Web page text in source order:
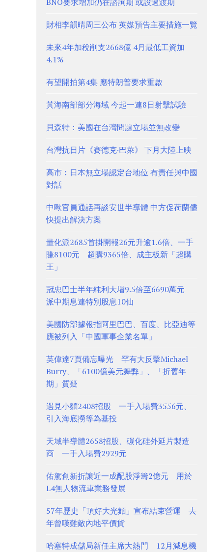
財相李韻晴周三公布 英媒預告主要措施一覽
未來4年加稅削支2668億 4月最低工資加
4.1%
有望開拍第4集 應特朗普要求重啟
黃海南部部分海域 今起一連8日射擊試驗
貝森特：美國在台灣問題立場並無改變
台灣抗日片《賽德克·巴萊》 下月大陸上映
高市︰日本無立場認定台地位 有責任與中國
對話
中歐官員通話再談安世半導體 中方促荷蘭儘
快提出解決方案
量化派2685首掛開報26元升逾1.6倍、一手
賺8100元 超購9365倍、成主板新「超購
王」
冠忠巴士半年純利大增9.5倍至6690萬元
派中期息連特別股息10仙
美國防部據報指阿里巴巴、百度、比亞迪等
應被列入「中國軍事企業名單」
英偉達7頁備忘曝光 罕有大反擊Michael
Burry、「6100億美元舞弊」、「折舊年
期」質疑
遇見小麵2408招股 一手入場費3556元、
引入海底撈等為基投
天域半導體2658招股、碳化硅外延片製造
商 一手入場費2929元
佑駕創新折讓近一成配股淨籌2億元 用於
L4無人物流車業務發展
57年歷史「頂好大光麵」宣布結束營運 去
年曾嘆難敵內地平價貨
哈塞特成儲局新任主席大熱門 12月減息機